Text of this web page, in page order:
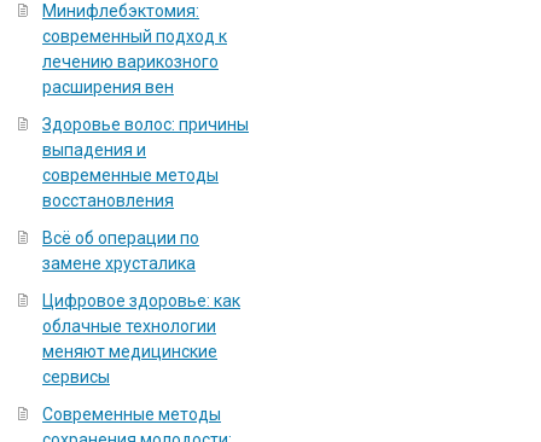
Минифлебэктомия:
современный подход к
лечению варикозного
расширения вен
Здоровье волос: причины
выпадения и
современные методы
восстановления
Всё об операции по
замене хрусталика
Цифровое здоровье: как
облачные технологии
меняют медицинские
сервисы
Современные методы